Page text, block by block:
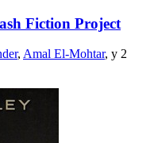
Fiction Project
, Amal El-Mohtar, y 2